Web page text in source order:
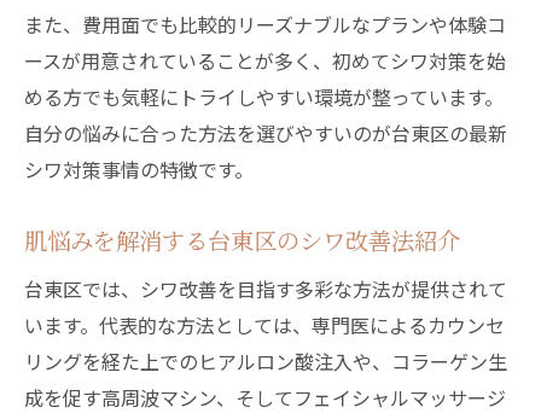
また、費用面でも比較的リーズナブルなプランや体験コ
ースが用意されていることが多く、初めてシワ対策を始
める方でも気軽にトライしやすい環境が整っています。
自分の悩みに合った方法を選びやすいのが台東区の最新
シワ対策事情の特徴です。
肌悩みを解消する台東区のシワ改善法紹介
台東区では、シワ改善を目指す多彩な方法が提供されて
います。代表的な方法としては、専門医によるカウンセ
リングを経た上でのヒアルロン酸注入や、コラーゲン生
成を促す高周波マシン、そしてフェイシャルマッサージ